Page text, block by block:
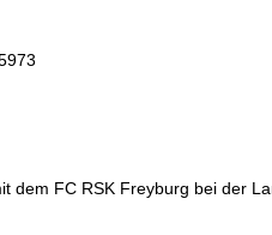
FC RSK Freyburg bei der